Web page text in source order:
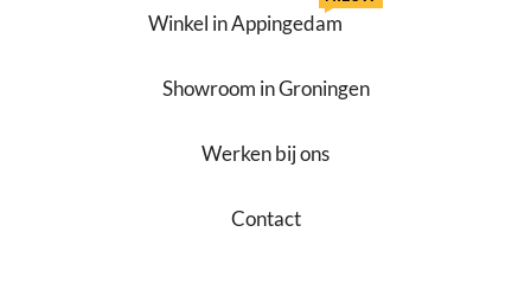
Winkel in Appingedam
Showroom in Groningen
Werken bij ons
Contact